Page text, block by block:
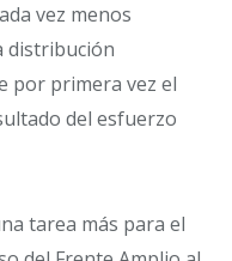
vez menos
distribución
por primera vez el
del esfuerzo
tarea más para el